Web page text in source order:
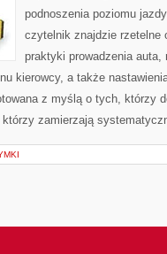
podnoszenia poziomu
czytelnik znajdzie rzetelne
praktyki prowadzenia auta,
kierowcy, a także
z myślą o tych, którzy
którzy zamierzają